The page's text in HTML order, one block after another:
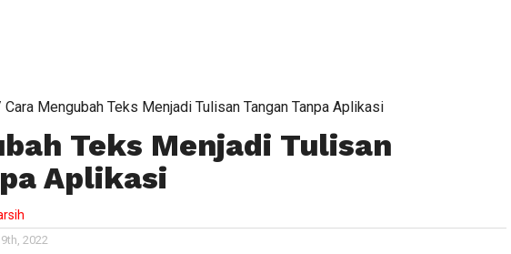
Cara Mengubah Teks Menjadi Tulisan Tangan Tanpa Aplikasi
Teks Menjadi Tulisan
Aplikasi
2022